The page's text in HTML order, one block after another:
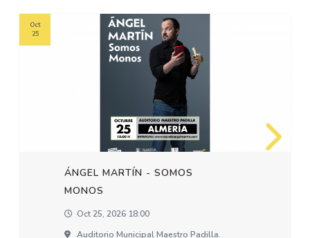
ÁNGEL MARTÍN - SOMOS
MONOS
Oct 25, 2026 18:00
Auditorio Municipal Maestro Padilla.
Oct
25